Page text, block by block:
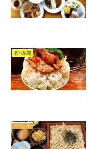
食べ放題
イベント